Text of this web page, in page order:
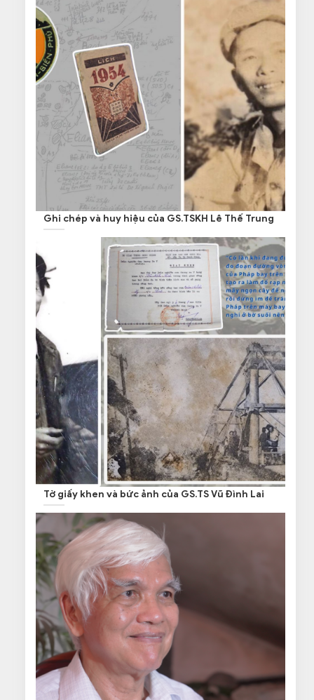
Ghi chép và huy hiệu của GS.TSKH Lê Thế Trung
Tờ giấy khen và bức ảnh của GS.TS Vũ Đình Lai